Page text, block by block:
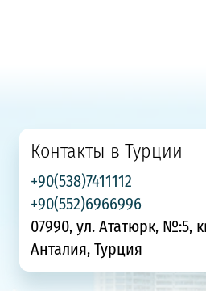
Контакты в Турции
+90(538)7411112
+90(552)6966996
07990, ул. Ататюрк, №:5,
Анталия, Турция